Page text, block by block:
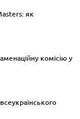
як
комісію у